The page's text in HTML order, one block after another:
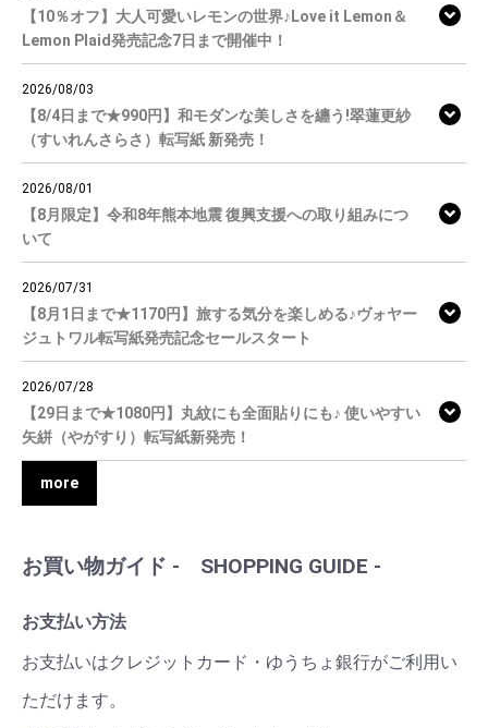
【10％オフ】大人可愛いレモンの世界♪Love it Lemon＆
Lemon Plaid発売記念7日まで開催中！
2026/08/03
【8/4日まで★990円】和モダンな美しさを纏う!翠蓮更紗
（すいれんさらさ）転写紙 新発売！
2026/08/01
【8月限定】令和8年熊本地震 復興支援への取り組みにつ
いて
2026/07/31
【8月1日まで★1170円】旅する気分を楽しめる♪ヴォヤー
ジュトワル転写紙発売記念セールスタート
2026/07/28
【29日まで★1080円】丸紋にも全面貼りにも♪ 使いやすい
矢絣（やがすり）転写紙新発売！
more
お買い物ガイド - SHOPPING GUIDE -
お支払い方法
お支払いはクレジットカード・ゆうちょ銀行がご利用い
ただけます。